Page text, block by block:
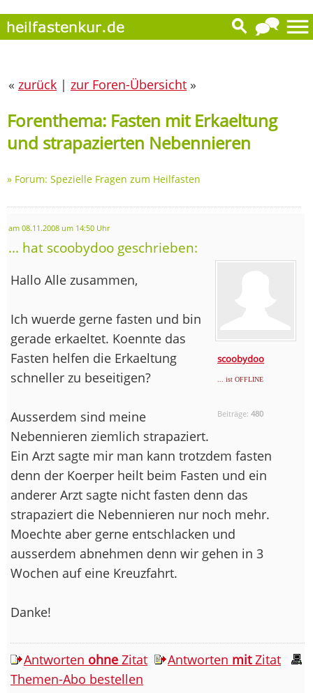
« zurück | zur Foren-Übersicht »
Forenthema: Fasten mit Erkaeltung
und strapazierten Nebennieren
» Forum: Spezielle Fragen zum Heilfasten
am 08.11.2008 um 14:50 Uhr
... hat scoobydoo geschrieben:
scoobydoo
... ist OFFLINE
Beiträge:480
Hallo Alle zusammen,
Ich wuerde gerne fasten und bin
gerade erkaeltet. Koennte das
Fasten helfen die Erkaeltung
schneller zu beseitigen?
Ausserdem sind meine
Nebennieren ziemlich strapaziert.
Ein Arzt sagte mir man kann trotzdem fasten
denn der Koerper heilt beim Fasten und ein
anderer Arzt sagte nicht fasten denn das
strapaziert die Nebennieren nur noch mehr.
Moechte aber gerne entschlacken und
ausserdem abnehmen denn wir gehen in 3
Wochen auf eine Kreuzfahrt.
Danke!
Antworten ohne Zitat Antworten mitZitat
Themen-Abo bestellen